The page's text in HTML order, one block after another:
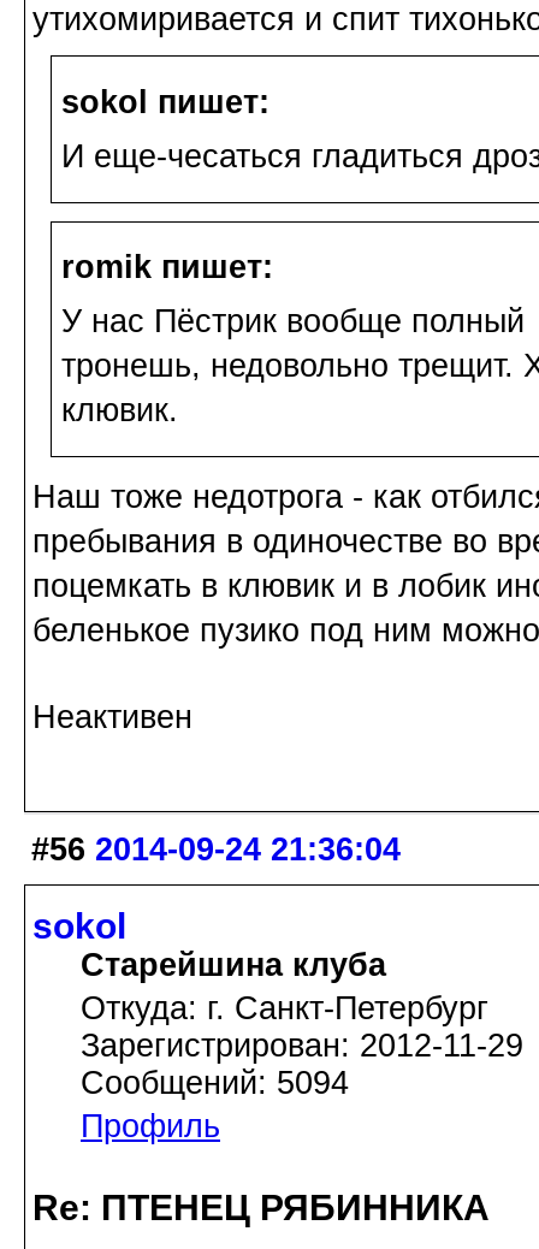
утихомиривается и спит
sokol пишет:
И еще-чесаться гладиться
romik пишет:
У нас Пёстрик вообще полный
тронешь, недовольно трещит.
клювик.
Наш тоже недотрога - как
пребывания в одиночестве во
поцемкать в клювик и в лобик
беленькое пузико под ним
Неактивен
#56 2014-09-24 21:36:04
sokol
Старейшина клуба
Откуда: г. Санкт-Петербург
Зарегистрирован: 2012-11-29
Сообщений: 5094
Профиль
Re: ПТЕНЕЦ РЯБИННИКА